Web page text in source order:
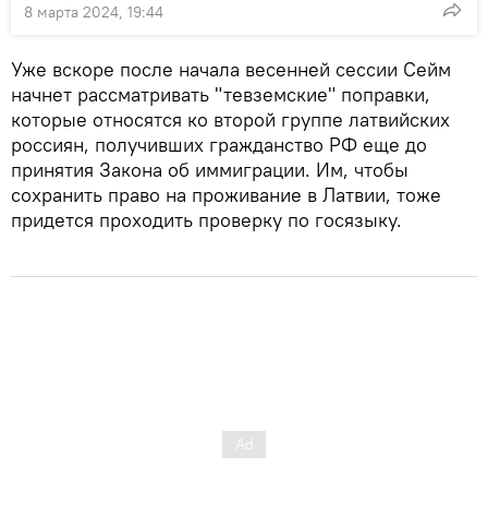
8 марта 2024, 19:44
Уже вскоре после начала весенней сессии Сейм
начнет рассматривать "тевземские" поправки,
которые относятся ко второй группе латвийских
россиян, получивших гражданство РФ еще до
принятия Закона об иммиграции. Им, чтобы
сохранить право на проживание в Латвии, тоже
придется проходить проверку по госязыку.